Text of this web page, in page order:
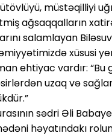
müstəqilliyi
ağsaqqalların
salamlayan
xüsusi
ehtiyac vardır:
uzaq və
sədri Əli
həyatındakı